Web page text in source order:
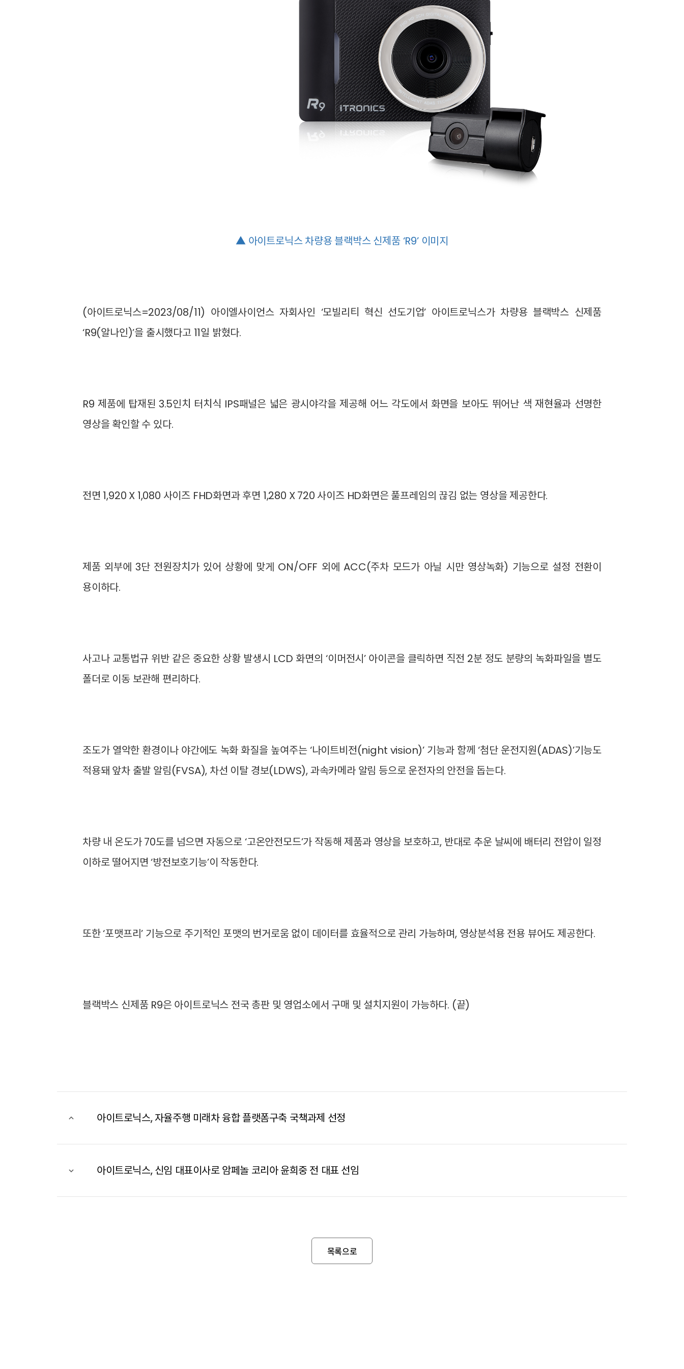
▲ 아이트로닉스차량용 블랙박스 신제품 ‘R9’ 이미지
(아이트로닉스=2023/08/11) 아이엘사이언스 자회사인 ‘모빌리티 혁신 선도기업’ 아이트로닉스가 차량용 블랙박스 신제품
‘R9(알나인)’을 출시했다고 11일 밝혔다.
R9 제품에 탑재된 3.5인치 터치식 IPS패널은 넓은 광시야각을 제공해 어느 각도에서 화면을 보아도 뛰어난 색 재현율과 선명한
영상을 확인할 수 있다.
전면 1,920 X 1,080 사이즈 FHD화면과 후면 1,280 X 720 사이즈 HD화면은 풀프레임의 끊김 없는 영상을 제공한다.
제품 외부에 3단 전원장치가 있어 상황에 맞게 ON/OFF 외에 ACC(주차 모드가 아닐 시만 영상녹화) 기능으로 설정 전환이
용이하다.
사고나 교통법규 위반 같은 중요한 상황 발생시 LCD 화면의 ‘이머전시’ 아이콘을 클릭하면 직전 2분 정도 분량의 녹화파일을 별도
폴더로 이동 보관해 편리하다.
조도가 열악한 환경이나 야간에도 녹화 화질을 높여주는 ‘나이트비전(night vision)’ 기능과 함께 ‘첨단 운전지원(ADAS)’기능도
적용돼 앞차 출발 알림(FVSA), 차선 이탈 경보(LDWS), 과속카메라 알림 등으로 운전자의 안전을 돕는다.
차량 내 온도가 70도를 넘으면 자동으로 ‘고온안전모드’가 작동해 제품과 영상을 보호하고, 반대로 추운 날씨에 배터리 전압이 일정
이하로 떨어지면 ‘방전보호기능’이 작동한다.
또한 ‘포맷프리’ 기능으로 주기적인 포맷의 번거로움 없이 데이터를 효율적으로 관리 가능하며, 영상분석용 전용 뷰어도 제공한다.
블랙박스 신제품 R9은 아이트로닉스 전국 총판 및 영업소에서 구매 및 설치지원이 가능하다. (끝)
아이트로닉스, 자율주행 미래차 융합 플랫폼구축 국책과제 선정
아이트로닉스, 신임 대표이사로 암페놀 코리아 윤희중 전 대표 선임
목록으로